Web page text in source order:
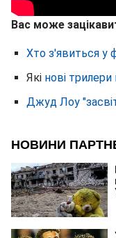
Вас може
Хто з'явиться у
Які нові
Джуд Лоу